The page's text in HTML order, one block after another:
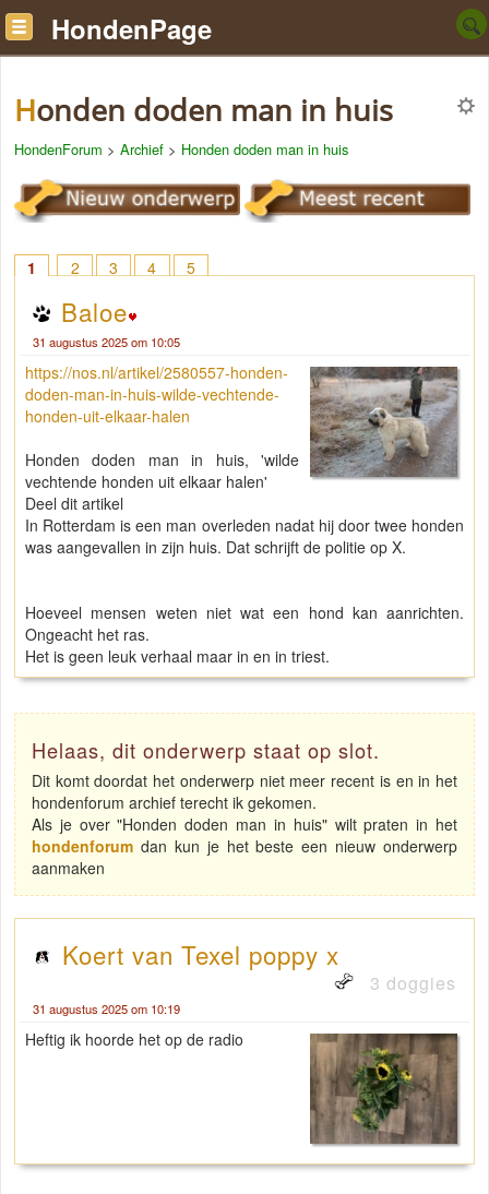
HondenPage
Honden doden man in huis
HondenForum > Archief > Honden doden man in huis
1 2 3 4 5
Baloe
31 augustus 2025 om 10:05
https://nos.nl/artikel/2580557-honden-
doden-man-in-huis-wilde-vechtende-
honden-uit-elkaar-halen
Honden doden man in huis, 'wilde
vechtende honden uit elkaar halen'
Deel dit artikel
In Rotterdam is een man overleden nadat hij door twee honden
was aangevallen in zijn huis. Dat schrijft de politie op X.
Hoeveel mensen weten niet wat een hond kan aanrichten.
Ongeacht het ras.
Het is geen leuk verhaal maar in en in triest.
Helaas, dit onderwerp staat op slot.
Dit komt doordat het onderwerp niet meer recent is en in het
hondenforum archief terecht ik gekomen.
Als je over "Honden doden man in huis" wilt praten in het
hondenforum dan kun je het beste een nieuw onderwerp
aanmaken
Koert van Texel poppy x
3 doggies
31 augustus 2025 om 10:19
Heftig ik hoorde het op de radio